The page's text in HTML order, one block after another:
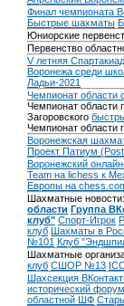
Финал чемпионата
Быстрые шахматы
Юниорские
Первенство
V летняя
Воронежа среди
Ладьи-2021
Чемпионат области
Чемпионат области
Загоровского
Чемпионат
Воронежская
Проект Патиум
Воронежский
Team на lichess к
Европы на
Шахматные новости:
области Группа
клуб" Спорт-Игрок
клуб Шахматы в
№101 Клуб
Шахматные
клуб СШОР №13
Шахсекция
исторический форум
областной ШФ